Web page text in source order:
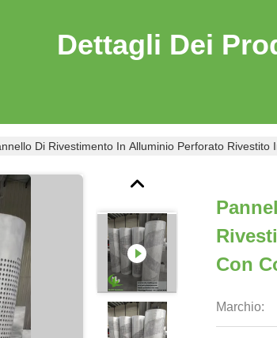
Dettagli Dei
Di Rivestimento In Alluminio Perforato
Con
Marchio: